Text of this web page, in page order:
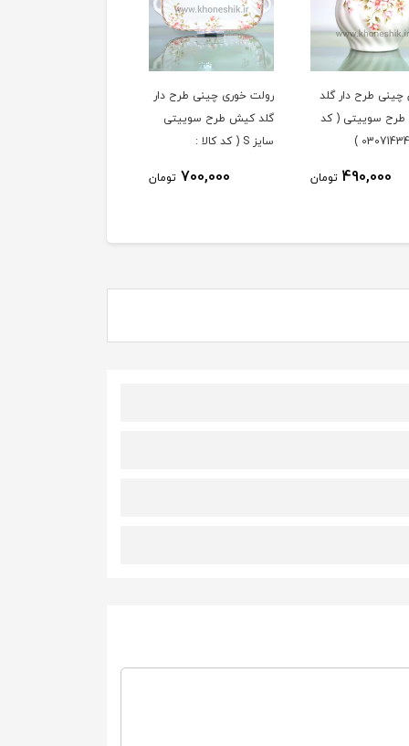
چینی طرح دار گلد
سوییتی ( کد
490,000 تومان
رولت خوری چینی طرح دار
گلد کیش طرح سوییتی
سایز S ( کد کالا :
700,000 تومان